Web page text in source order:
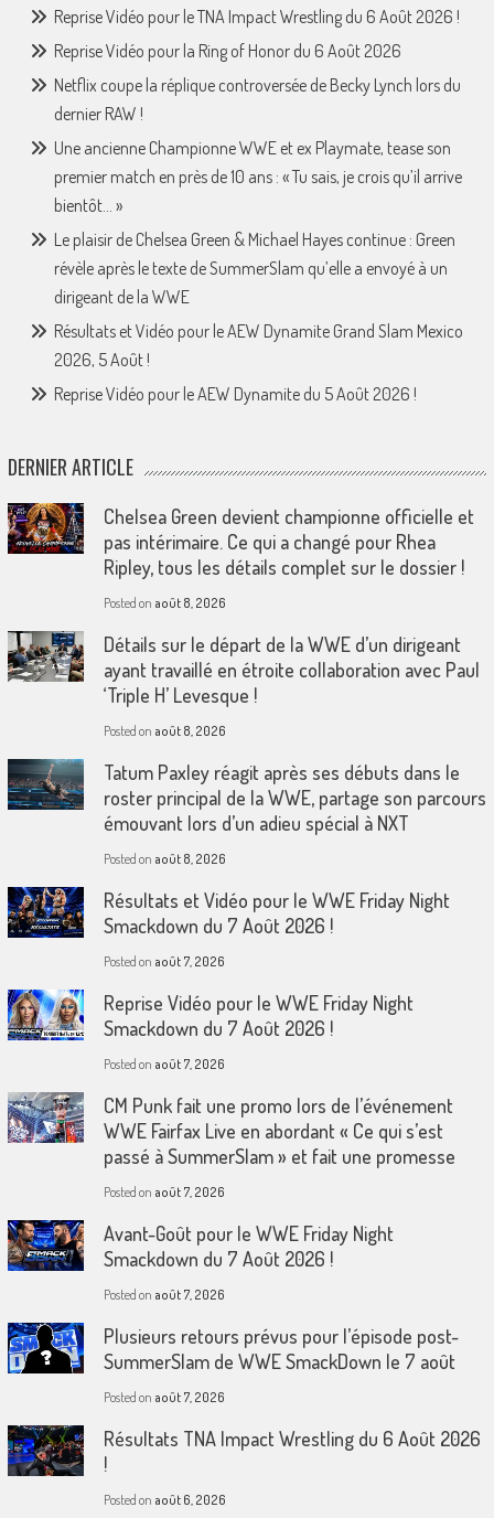
Reprise Vidéo pour le TNA Impact Wrestling du 6 Août 2026 !
Reprise Vidéo pour la Ring of Honor du 6 Août 2026
Netflix coupe la réplique controversée de Becky Lynch lors du
dernier RAW !
Une ancienne Championne WWE et ex Playmate, tease son
premier match en près de 10 ans : « Tu sais, je crois qu’il arrive
bientôt… »
Le plaisir de Chelsea Green & Michael Hayes continue : Green
révèle après le texte de SummerSlam qu’elle a envoyé à un
dirigeant de la WWE
Résultats et Vidéo pour le AEW Dynamite Grand Slam Mexico
2026, 5 Août !
Reprise Vidéo pour le AEW Dynamite du 5 Août 2026 !
DERNIER ARTICLE
Chelsea Green devient championne officielle et
pas intérimaire. Ce qui a changé pour Rhea
Ripley, tous les détails complet sur le dossier !
Posted on août 8, 2026
Détails sur le départ de la WWE d’un dirigeant
ayant travaillé en étroite collaboration avec Paul
‘Triple H’ Levesque !
Posted on août 8, 2026
Tatum Paxley réagit après ses débuts dans le
roster principal de la WWE, partage son parcours
émouvant lors d’un adieu spécial à NXT
Posted on août 8, 2026
Résultats et Vidéo pour le WWE Friday Night
Smackdown du 7 Août 2026 !
Posted on août 7, 2026
Reprise Vidéo pour le WWE Friday Night
Smackdown du 7 Août 2026 !
Posted on août 7, 2026
CM Punk fait une promo lors de l’événement
WWE Fairfax Live en abordant « Ce qui s’est
passé à SummerSlam » et fait une promesse
Posted on août 7, 2026
Avant-Goût pour le WWE Friday Night
Smackdown du 7 Août 2026 !
Posted on août 7, 2026
Plusieurs retours prévus pour l’épisode post-
SummerSlam de WWE SmackDown le 7 août
Posted on août 7, 2026
Résultats TNA Impact Wrestling du 6 Août 2026
!
Posted on août 6, 2026